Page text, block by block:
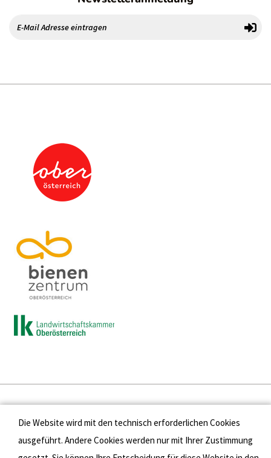
Presse
Kontakt
Die Website wird mit den technisch erforderlichen Cookies
ausgeführt. Andere Cookies werden nur mit Ihrer Zustimmung